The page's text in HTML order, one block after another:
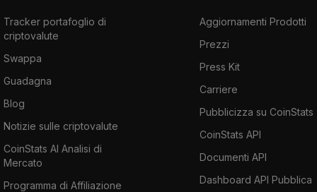
Tracker portafoglio di
criptovalute
Swappa
Guadagna
Blog
Notizie sulle criptovalute
CoinStats AI Analisi di
Mercato
Programma di Affiliazione
Aggiornamenti Prodotti
Prezzi
Press Kit
Carriere
Pubblicizza su CoinStats
CoinStats API
Documenti API
Dashboard API Pubblica